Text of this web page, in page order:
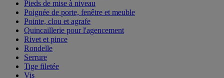
Pieds de mise à niveau
Poignée de porte, fenêtre et meuble
Pointe, clou et agrafe
Quincaillerie pour l'agencement
Rivet et pince
Rondelle
Serrure
Tige filetée
Vis